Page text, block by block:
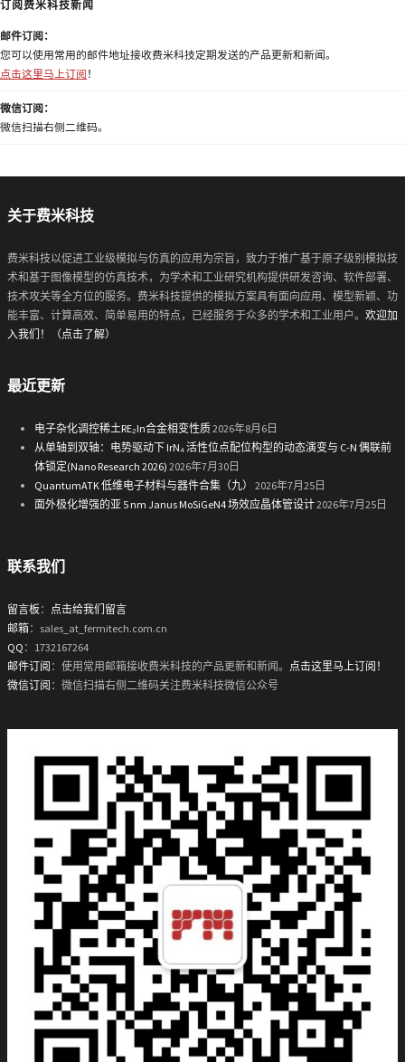
订阅费米科技新闻
邮件订阅：
您可以使用常用的邮件地址接收费米科技定期发送的产品更新和新闻。
点击这里马上订阅 ！
微信订阅：
微信扫描右侧二维码。
关于费米科技
费米科技以促进工业级模拟与仿真的应用为宗旨，致力于推广基于原子级别模拟技
术和基于图像模型的仿真技术，为学术和工业研究机构提供研发咨询、软件部署、
技术攻关等全方位的服务。费米科技提供的模拟方案具有面向应用、模型新颖、功
能丰富、计算高效、简单易用的特点，已经服务于众多的学术和工业用户。 欢迎加
入我们！（点击了解）
最近更新
电子杂化调控稀土RE₂In合金相变性质2026年8月6日
从单轴到双轴：电势驱动下 IrN₄ 活性位点配位构型的动态演变与 C-N 偶联前
体锁定(Nano Research 2026) 2026年7月30日
QuantumATK 低维电子材料与器件合集（九）
2026年7月25日
面外极化增强的亚 5 nm Janus MoSiGeN4 场效应晶体管设计2026年7月25日
联系我们
留言板 ： 点击给我们留言
邮箱：sales_at_fermitech.com.cn
QQ ：1732167264
邮件订阅 ：使用常用邮箱接收费米科技的产品更新和新闻。 点击这里马上订阅！
微信订阅 ：微信扫描右侧二维码关注费米科技微信公众号